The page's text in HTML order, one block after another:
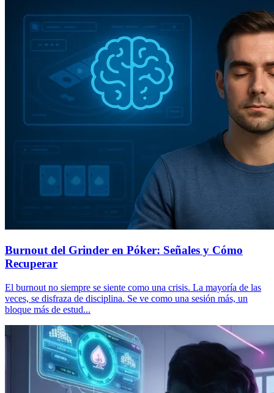
Burnout del Grinder en Póker: Señales y Cómo
Recuperar
El burnout no siempre se siente como una crisis. La mayoría de las
veces, se disfraza de disciplina. Se ve como una sesión más, un
bloque más de estud...